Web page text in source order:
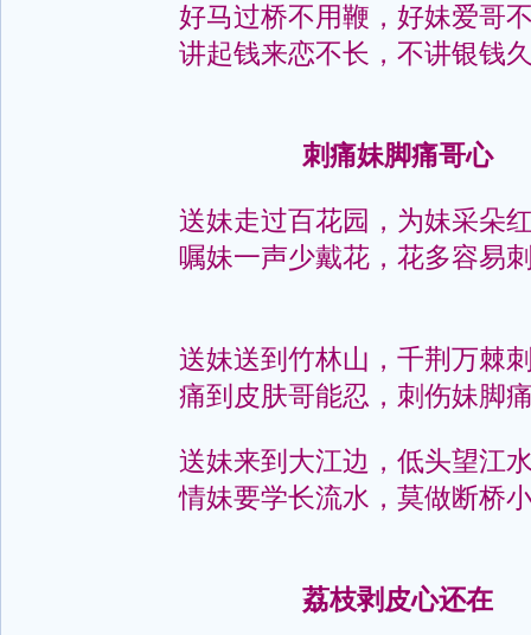
好马过桥不用鞭，好妹爱哥
讲起钱来恋不长，不讲银钱
刺痛妹脚痛哥心
送妹走过百花园，为妹采朵
嘱妹一声少戴花，花多容易
送妹送到竹林山，千荆万棘
痛到皮肤哥能忍，刺伤妹脚
送妹来到大江边，低头望江
情妹要学长流水，莫做断桥
荔枝剥皮心还在